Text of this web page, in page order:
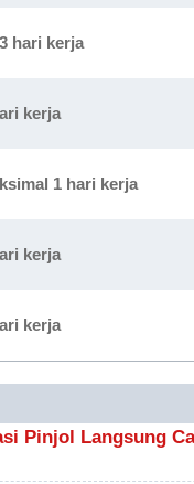
hari kerja
kerja
1 hari kerja
kerja
kerja
Pinjol Langsung